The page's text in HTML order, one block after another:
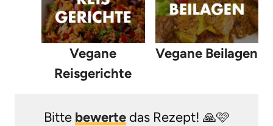
Vegane
Reisgerichte
Vegane Beilagen
Bitte bewertedas Rezept! 🙏🩷